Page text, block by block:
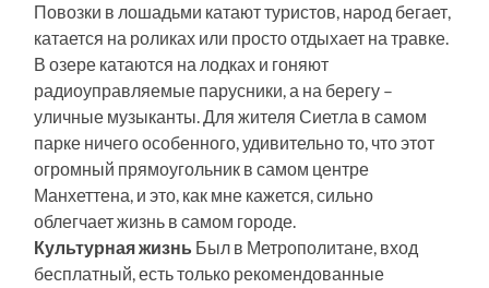
Повозки в лошадьми катают туристов, народ бегает,
катается на роликах или просто отдыхает на травке.
В озере катаются на лодках и гоняют
радиоуправляемые парусники, а на берегу –
уличные музыканты. Для жителя Сиетла в самом
парке ничего особенного, удивительно то, что этот
огромный прямоугольник в самом центре
Манхеттена, и это, как мне кажется, сильно
облегчает жизнь в самом городе.
Культурная жизнь Был в Метрополитане, вход
бесплатный, есть только рекомендованные